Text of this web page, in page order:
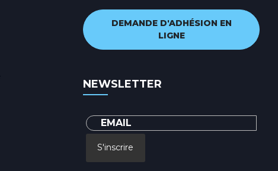
DEMANDE D'ADHÉSION EN
LIGNE
NEWSLETTER
S'inscrire